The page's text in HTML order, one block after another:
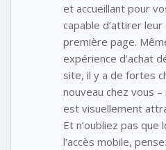
et accueillant pour
capable d’attirer
première page.
expérience d’achat
site, il y a de fortes
nouveau chez vous
est visuellement
Et n’oubliez pas
l’accès mobile,